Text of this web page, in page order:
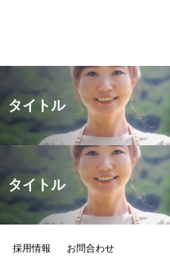
タイトル
タイトル
採用情報 お問合わせ